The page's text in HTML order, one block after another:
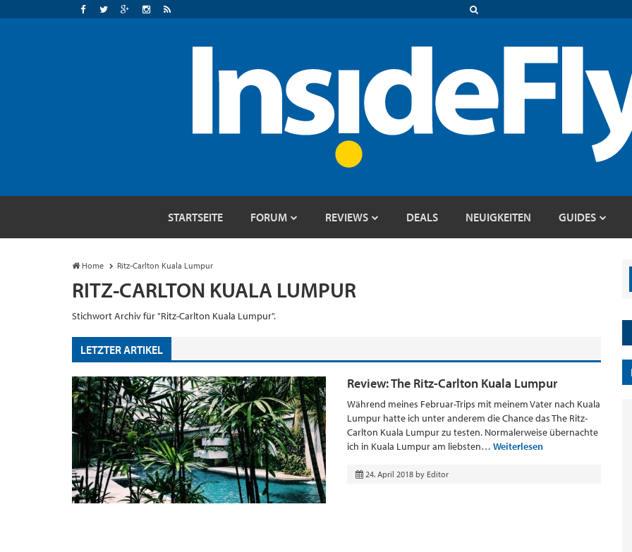
STARTSEITE FORUM REVIEWS DEALS NEUIGKEITEN GUIDES
Home Ritz-Carlton Kuala Lumpur
RITZ-CARLTON KUALA LUMPUR
Stichwort Archiv für "Ritz-Carlton Kuala Lumpur".
LETZTER ARTIKEL
Review: The Ritz-Carlton Kuala Lumpur
Während meines Februar-Trips mit meinem Vater nach Kuala
Lumpur hatte ich unter anderem die Chance das The Ritz-
Carlton Kuala Lumpur zu testen. Normalerweise übernachte
ich in Kuala Lumpur am liebsten… Weiterlesen
24. April 2018 by Editor